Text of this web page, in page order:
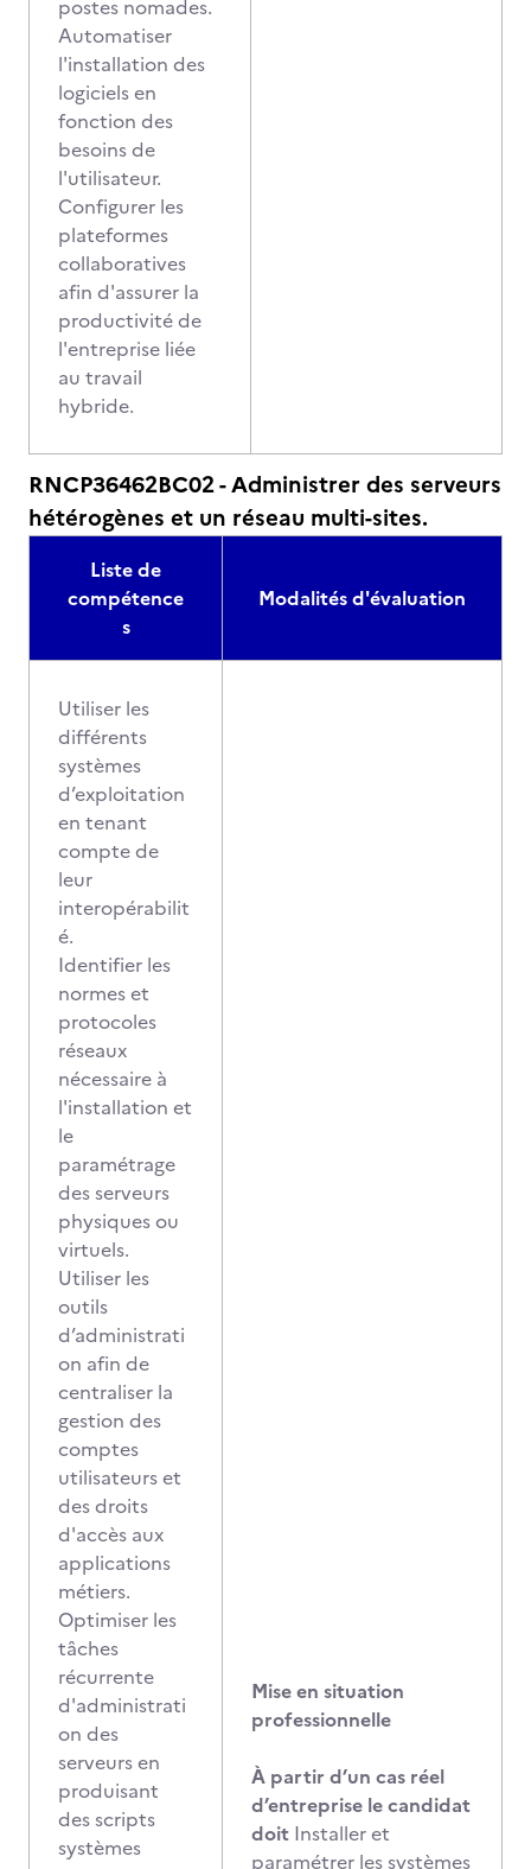
postes nomades.
Automatiser
l'installation des
logiciels en
fonction des
besoins de
l'utilisateur.
Configurer les
plateformes
collaboratives
afin d'assurer la
productivité de
l'entreprise liée
au travail
hybride.
RNCP36462BC02 - Administrer des serveurs
hétérogènes et un réseau multi-sites.
Liste de
compétence
s
Modalités d'évaluation
Utiliser les
différents
systèmes
d’exploitation
en tenant
compte de
leur
interopérabilit
é.
Identifier les
normes et
protocoles
réseaux
nécessaire à
l'installation et
le
paramétrage
des serveurs
physiques ou
virtuels.
Utiliser les
outils
d’administrati
on afin de
centraliser la
gestion des
comptes
utilisateurs et
des droits
d'accès aux
applications
métiers.
Optimiser les
tâches
récurrente
d'administrati
on des
serveurs en
produisant
des scripts
systèmes
Mise en situation
professionnelle
À partir d’un cas réel
d’entreprise le candidat
doit Installer et
paramétrer les systèmes